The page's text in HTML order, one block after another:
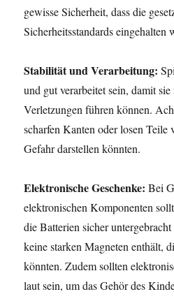
gewisse Sicherheit, dass die
Sicherheitsstandards eingehalten
Stabilität und Verarbeitung:
und gut verarbeitet sein, damit
Verletzungen führen können.
scharfen Kanten oder losen Teile
Gefahr darstellen könnten.
Elektronische Geschenke: Bei
elektronischen Komponenten
die Batterien sicher
keine starken Magneten enthält,
könnten. Zudem sollten
laut sein, um das Gehör des